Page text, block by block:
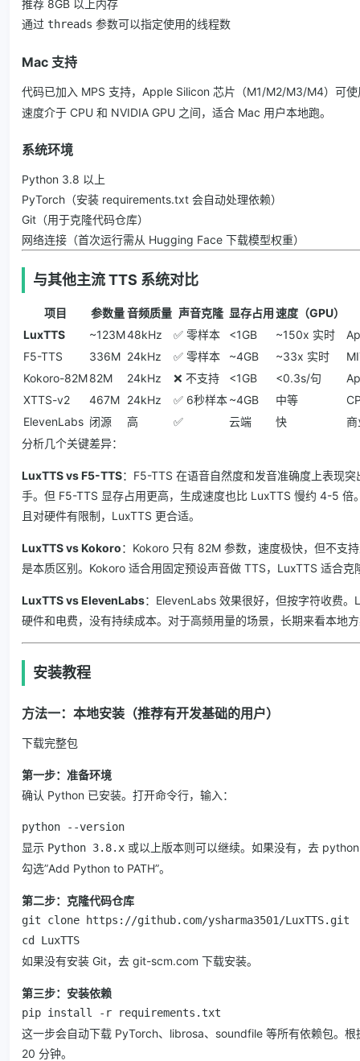
推荐 8GB 以上内存
通过 threads 参数可以指定使用的线程数
Mac 支持
代码已加入 MPS 支持，Apple Silicon 芯片（M1/M2/M3/M4）可
速度介于 CPU 和 NVIDIA GPU 之间，适合 Mac 用户本地跑。
系统环境
Python 3.8 以上
PyTorch（安装 requirements.txt 会自动处理依赖）
Git（用于克隆代码仓库）
网络连接（首次运行需从 Hugging Face 下载模型权重）
与其他主流 TTS 系统对比
项目 参数量 音频质量 声音克隆 显存占用速度（GPU）
LuxTTS
~123M48kHz ✅ 零样本 <1GB ~150x 实时
F5-TTS
336M 24kHz ✅ 零样本 ~4GB ~33x 实时
Kokoro-82M82M 24kHz ❌ 不支持 <1GB <0.3s/句
XTTS-v2
467M 24kHz ✅ 6秒样本~4GB 中等
ElevenLabs 闭源 高 ✅ 云端 快
商
分析几个关键差异：
LuxTTS vs F5-TTS：F5-TTS 在语音自然度和发音准确度上表现
手。但 F5-TTS 显存占用更高，生成速度也比 LuxTTS 慢约 4-5 倍
且对硬件有限制，LuxTTS 更合适。
LuxTTS vs Kokoro：Kokoro 只有 82M 参数，速度极快，但不支
是本质区别。Kokoro 适合用固定预设声音做 TTS，LuxTTS 适合克
LuxTTS vs ElevenLabs：ElevenLabs 效果很好，但按字符收费
硬件和电费，没有持续成本。对于高频用量的场景，长期来看本地
安装教程
方法一：本地安装（推荐有开发基础的用户）
下载完整包
第一步：准备环境
确认 Python 已安装。打开命令行，输入：
python --version
显示 Python 3.8.x 或以上版本则可以继续。如果没有，去
勾选”Add Python to PATH”。
第二步：克隆代码仓库
git clone https://github.com/ysharma3501/LuxTTS.git
cd LuxTTS
如果没有安装 Git，去 git-scm.com 下载安装。
第三步：安装依赖
pip install -r requirements.txt
这一步会自动下载 PyTorch、librosa、soundfile 等所有依赖包。
20 分钟。